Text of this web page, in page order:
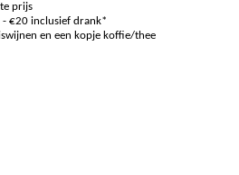
prijs
- €20 inclusief drank*
en een kopje koffie/thee